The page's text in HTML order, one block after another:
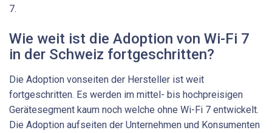
7.
Wie weit ist die Adoption von Wi-Fi 7
in der Schweiz fortgeschritten?
Die Adoption vonseiten der Hersteller ist weit
fortgeschritten. Es werden im mittel- bis hochpreisigen
Gerätesegment kaum noch welche ohne Wi-Fi 7 entwickelt.
Die Adoption aufseiten der Unternehmen und Konsumenten